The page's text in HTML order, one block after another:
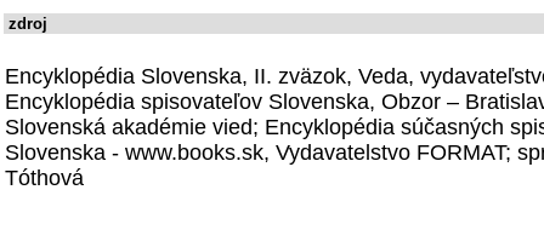
zdroj
Encyklopédia Slovenska, II. zväzok, Veda,
Encyklopédia spisovateľov Slovenska, Obzor –
Slovenská akadémie vied; Encyklopédia súčasných
Slovenska - www.books.sk, Vydavatelstvo FORMAT;
Tóthová